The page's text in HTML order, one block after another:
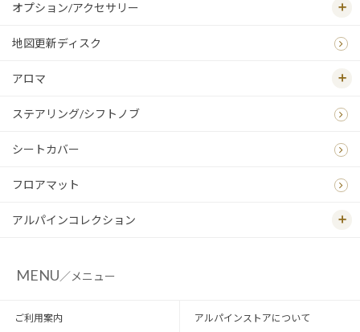
オプション/アクセサリー
地図更新ディスク
アロマ
ステアリング/シフトノブ
シートカバー
フロアマット
アルパインコレクション
MENU／メニュー
ご利用案内 アルパインストアについて